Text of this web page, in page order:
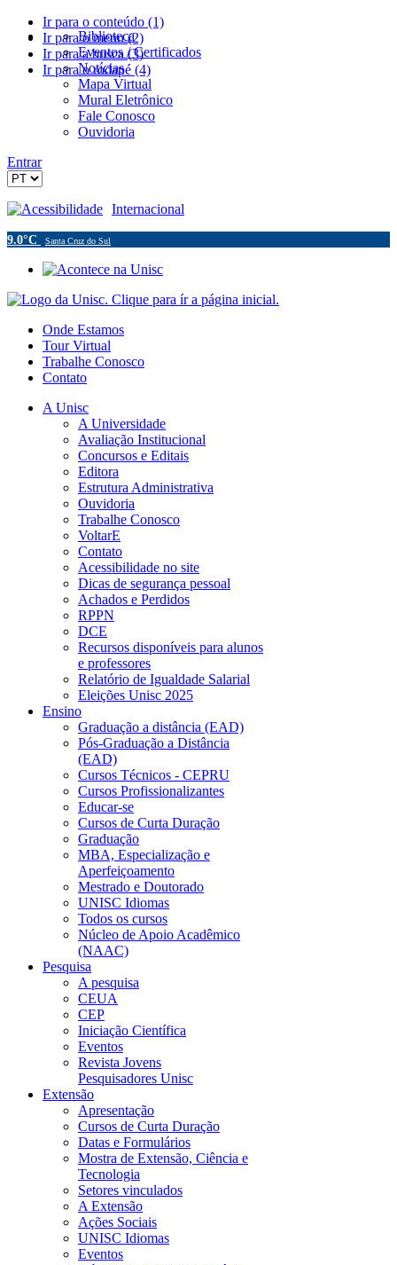
Ir para o conteúdo (1)
Ir para o menu (2)
Ir para a busca (3)
Ir para o rodapé (4)
Biblioteca
Eventos / Certificados
Notícias
Mapa Virtual
Mural Eletrônico
Fale Conosco
Ouvidoria
Entrar
Acessibilidade Internacional
9.0°C Santa Cruz do Sul
Onde Estamos
Tour Virtual
Trabalhe Conosco
Contato
A Unisc
A Universidade
Avaliação Institucional
Concursos e Editais
Editora
Estrutura Administrativa
Ouvidoria
Trabalhe Conosco
VoltarE
Contato
Acessibilidade no site
Dicas de segurança pessoal
Achados e Perdidos
RPPN
DCE
Recursos disponíveis para alunos
e professores
Relatório de Igualdade Salarial
Eleições Unisc 2025
Ensino
Graduação a distância (EAD)
Pós-Graduação a Distância
(EAD)
Cursos Técnicos - CEPRU
Cursos Profissionalizantes
Educar-se
Cursos de Curta Duração
Graduação
MBA, Especialização e
Aperfeiçoamento
Mestrado e Doutorado
UNISC Idiomas
Todos os cursos
Núcleo de Apoio Acadêmico
(NAAC)
Pesquisa
A pesquisa
CEUA
CEP
Iniciação Científica
Eventos
Revista Jovens
Pesquisadores Unisc
Extensão
Apresentação
Cursos de Curta Duração
Datas e Formulários
Mostra de Extensão, Ciência e
Tecnologia
Setores vinculados
A Extensão
Ações Sociais
UNISC Idiomas
Eventos